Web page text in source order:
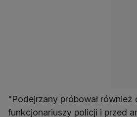
"Podejrzany próbował również
funkcjonariuszy policji i przed